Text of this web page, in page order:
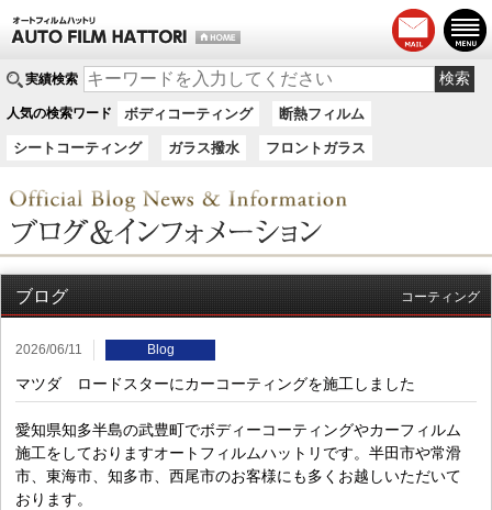
実績検索
人気の検索ワード ボディコーティング 断熱フィルム
シートコーティング ガラス撥水 フロントガラス
ブログ コーティング
2026/06/11 Blog
マツダ ロードスターにカーコーティングを施工しました
愛知県知多半島の武豊町でボディーコーティングやカーフィルム
施工をしておりますオートフィルムハットリです。半田市や常滑
市、東海市、知多市、西尾市のお客様にも多くお越しいただいて
おります。